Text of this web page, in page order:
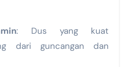
: Dus yang kuat
dari guncangan dan